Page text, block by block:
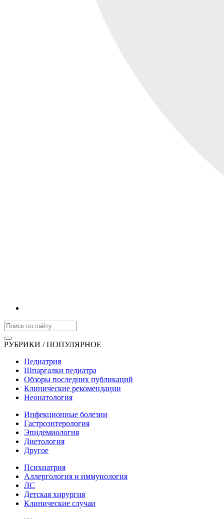
РУБРИКИ / ПОПУЛЯРНОЕ
Педиатрия
Шпаргалки педиатра
Обзоры последних публикаций
Клинические рекомендации
Неонатология
Инфекционные болезни
Гастроэнтерология
Эпидемиология
Диетология
Другое
Психиатрия
Аллергология и иммунология
ЛС
Детская хирургия
Клинические случаи